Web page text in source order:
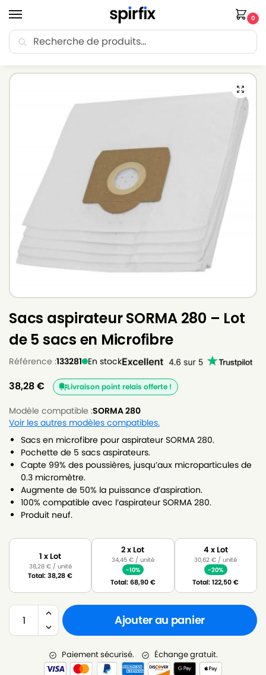
0
🚚 Livraison Point Relais offerte dès 30€ d’achat.
Sacs aspirateur SORMA 280 – Lot
de 5 sacs en Microfibre
Référence :133281 En stock
38,28€ Livraison point relais offerte !
Modèle compatible :SORMA 280
Voir les autres modèles compatibles.
Sacs en microfibre pour aspirateur SORMA 280.
Pochette de 5 sacs aspirateurs.
Capte 99% des poussières, jusqu’aux microparticules de
0.3 micromètre.
Augmente de 50% la puissance d’aspiration.
100% compatible avec l’aspirateur SORMA 280.
Produit neuf.
1 x Lot
38,28 €/ unité
Total:38,28€
2 x Lot
34,45 €/ unité
-10%
Total:68,90€
4 x Lot
30,62€ / unité
-20%
Total:122,50€
Ajouter au panier
Paiement sécurisé. Échange gratuit.